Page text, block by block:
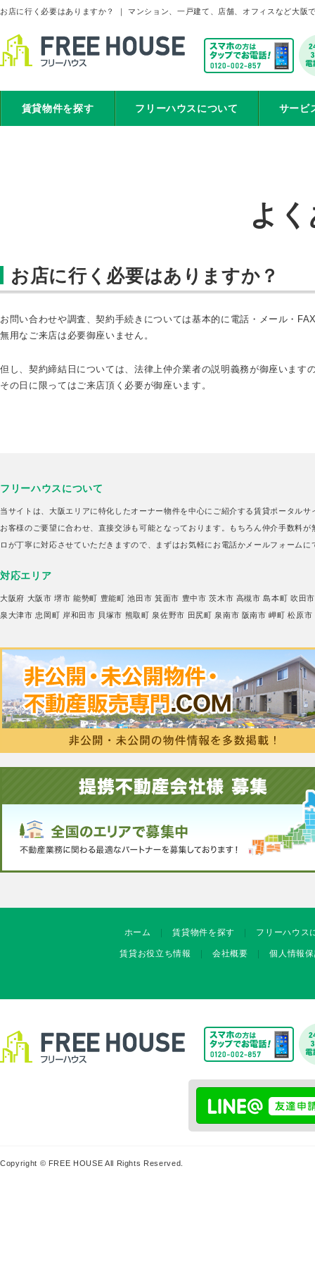
お店に行く必要はありますか？ ｜ マンション、一戸建て、店舗、オフィスなど大阪
賃貸物件を探す フリーハウスについて サービ
よ
お店に行く必要はありますか？
お問い合わせや調査、契約手続きについては基本的に電話・メール・
無用なご来店は必要御座いません。
但し、契約締結日については、法律上仲介業者の説明義務が御座います
その日に限ってはご来店頂く必要が御座います。
フリーハウスについて
当サイトは、大阪エリアに特化したオーナー物件を中心にご紹介する賃貸ポータル
お客様のご要望に合わせ、直接交渉も可能となっております。もちろん仲介手数料
ロが丁寧に対応させていただきますので、まずはお気軽にお電話かメールフォームに
対応エリア
大阪府 大阪市 堺市 能勢町 豊能町 池田市 箕面市 豊中市 茨木市 高槻市 島本町 吹田市
泉大津市 忠岡町 岸和田市 貝塚市 熊取町 泉佐野市 田尻町 泉南市 阪南市 岬町 松原市
ホーム 賃貸物件を探す フリーハウス
賃貸お役立ち情報 会社概要 個人情報
Copyright © FREE HOUSE All Rights Reserved.